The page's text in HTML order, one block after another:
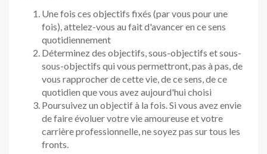
Une fois ces objectifs fixés (par vous pour une
fois), attelez-vous au fait d'avancer en ce sens
quotidiennement
Déterminez des objectifs, sous-objectifs et sous-
sous-objectifs qui vous permettront, pas à pas, de
vous rapprocher de cette vie, de ce sens, de ce
quotidien que vous avez aujourd'hui choisi
Poursuivez un objectif à la fois. Si vous avez envie
de faire évoluer votre vie amoureuse et votre
carrière professionnelle, ne soyez pas sur tous les
fronts.